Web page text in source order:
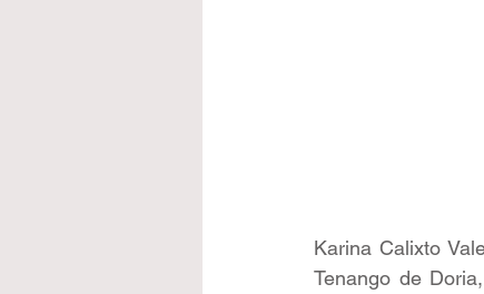
Karina Calixto
Tenango de